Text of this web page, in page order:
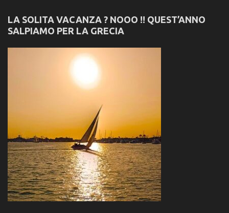
LA SOLITA VACANZA ? NOOO !! QUEST’ANNO
SALPIAMO PER LA GRECIA